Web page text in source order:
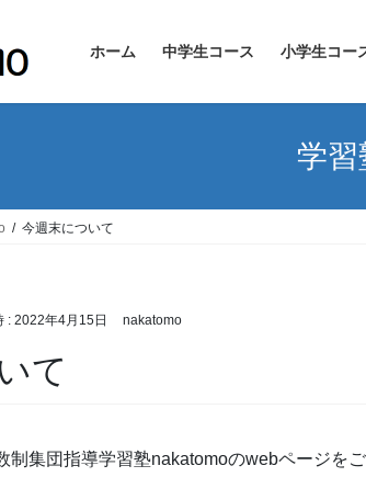
ホーム 中学生コース 小学生コー
学
今週末について
: 2022年4月15日 nakatomo
て
制集団指導学習塾nakatomoのwebページをご